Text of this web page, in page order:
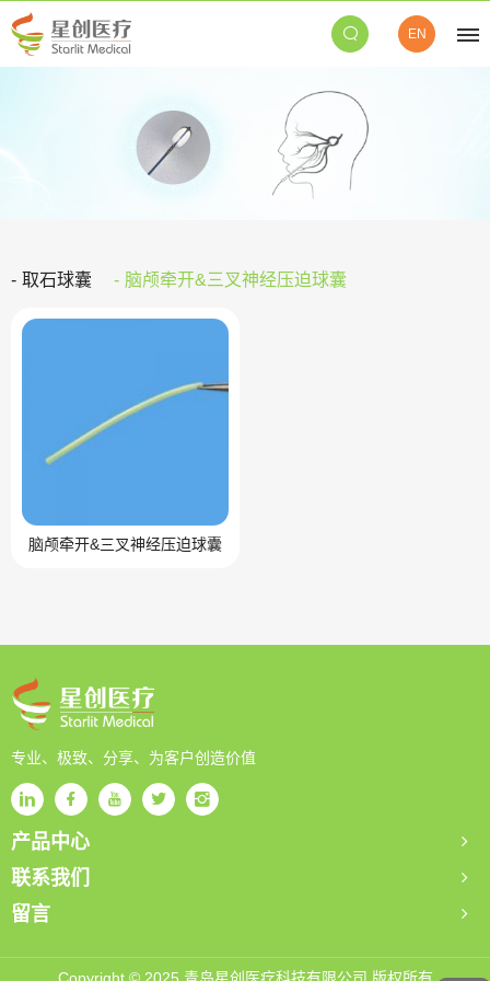
EN
取石球囊 脑颅牵开&三叉神经压迫球囊
脑颅牵开&三叉神经压迫球囊
专业、极致、分享、为客户创造价值
产品中心
联系我们
留言